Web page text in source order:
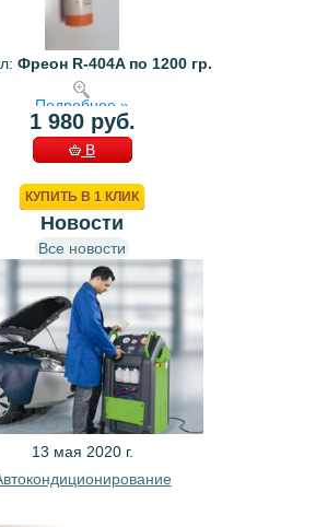
Фреон R-404A по 1200 гр.
Подробнее »
1 980 руб.
В
КУПИТЬ В 1 КЛИК
Новости
Все новости
13 мая 2020 г.